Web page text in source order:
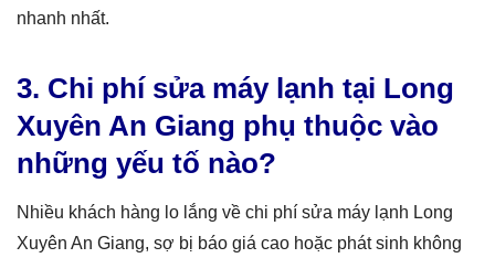
nhanh nhất.
3. Chi phí sửa máy lạnh tại Long
Xuyên An Giang phụ thuộc vào
những yếu tố nào?
Nhiều khách hàng lo lắng về chi phí sửa máy lạnh Long
Xuyên An Giang, sợ bị báo giá cao hoặc phát sinh không